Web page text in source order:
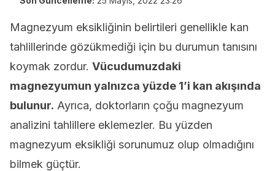
Magnezyum eksikliğinin belirtileri genellikle kan
tahlillerinde gözükmediği için bu durumun tanısını
koymak zordur. Vücudumuzdaki
magnezyumun yalnızca yüzde 1’i kan akışında
bulunur. Ayrıca, doktorların çoğu magnezyum
analizini tahlillere eklemezler. Bu yüzden
magnezyum eksikliği sorunumuz olup olmadığını
bilmek güçtür.